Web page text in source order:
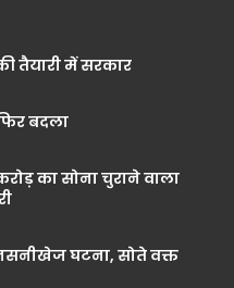
तैयारी में सरकार
बदला
का सोना चुराने वाला
घटना, सोते वक्त